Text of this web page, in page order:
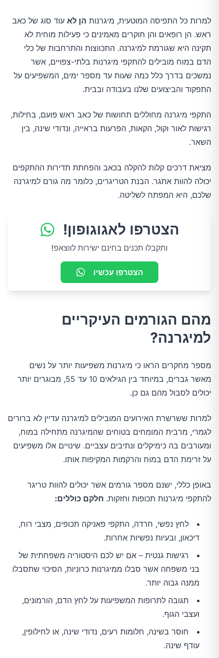
14.בדקו את התועלת של חרצית ריחנית
15.הליכה
16.אכלו קערת כוסמת בבוקר
17.הגבירו את צריכת המגנזיום
לסיכום
למרות כל התפיסה המוטעית, מיגרנות הן לא עוד סוג של כאב
ראש. הן רופאים והן חוקרים מאמינים כי פעילות מוחית לא
תקינה היא שגורמת למיגרנה. התכווצות והתרחבות של כלי
הדם במוח מובילים להתקפי מיגרנות בלתי-צפויים, אשר
נמשכים בדרך כלל כמה שעות עד מספר ימים, המשפיעים על
התפקוד והביצועים שלנו בעבודה ובבית.
התקפי מיגרנה מחוללים תחושות של כאב ראש פועם, בחילות,
רגישות לאור וקול, הקאות, הפרעות בראייה, ונדודי שינה, בין
השאר.
מציאת דרכים קלות להקלה בכאב והפחתת תדירות ההתקפים
יכולה להוות אתגר. הבנת הטריגרים, כלומר מה גורם למיגרנה
שלכם, היא המפתח לשליטה.
הצטרפו לאגוגופון!
ותקבלו תכנים בחינם ישירות לווצאפ!
הצטרפו עכשיו
מהם הגורמים העיקריים
למיגרנה?
מספר מחקרים הראו כי מיגרנות משפיעות יותר על נשים
מאשר גברים, במיוחד בין הגילאים 10 עד 55, מבוגרים יותר
יכולים לסבול מהם גם כן.
למרות ששרשרת האירועים המובילים למיגרנה עדיין לא ברורים
לגמרי, מרבית המומחים בטוחים שהמיגרנה מתחילה במוח,
ומעורבים בה כימיקלים ונתיבים עצביים. שינויים אלו משפיעים
על זרימת הדם במוח והרקמות המקיפות אותו.
באופן כללי, ישנם מספר גורמים אשר יכולים להוות טריגר
להתקפי מיגרנות תכופות וחזקות. חלקם כוללים:
לחץ נפשי, חרדה, התקפי פאניקה תכופים, מצבי רוח,
דיכאון, ובעיות נפשיות אחרות.
רגישות גנטית – אם יש לכם היסטוריה משפחתית של
בני משפחה אשר סבלו ממיגרנות כרוניות, הסיכוי שתסבלו
ממנה גבוה יותר.
תגובה לתרופות המשפיעות על לחץ הדם, הורמונים,
ועצבי הגוף.
חוסר בשינה, חלומות רעים, נדודי שינה, או לחילופין,
עודף שינה.